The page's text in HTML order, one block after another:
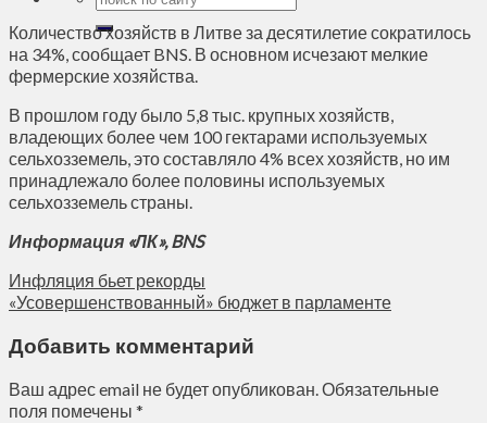
Количество хозяйств в Литве за десятилетие сократилось
на 34%, сообщает BNS. В основном исчезают мелкие
фермерские хозяйства.
В прошлом году было 5,8 тыс. крупных хозяйств,
владеющих более чем 100 гектарами используемых
сельхозземель, это составляло 4% всех хозяйств, но им
принадлежало более половины используемых
сельхозземель страны.
Информация «ЛК», BNS
Инфляция бьет рекорды
«Усовершенствованный» бюджет в парламенте
Добавить комментарий
Ваш адрес email не будет опубликован.Обязательные
поля помечены *